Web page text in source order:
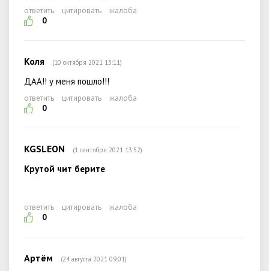
ответить цитировать
жалоба
0
Коля (10 октября 2021 13:11)
ДАА!! у меня пошло!!!
ответить цитировать
жалоба
0
KGSLEON (1 сентября 2021 13:52)
Крутой чит берите
ответить цитировать
жалоба
0
Артём (24 августа 2021 09:01)